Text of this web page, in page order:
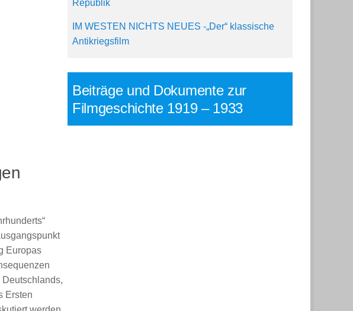
Europas
Ersten
Republik
IM WESTEN NICHTS NEUES -„Der“ klassische
Antikriegsfilm
Beiträge und Dokumente zur
Filmgeschichte 1919 – 1933